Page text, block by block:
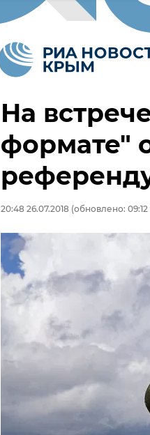
На
формате"
20:48 26.07.2018 (обновлено: 09:12